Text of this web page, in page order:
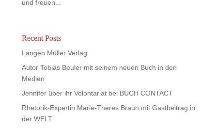
und freuen...
Recent Posts
Langen Müller Verlag
Autor Tobias Beuler mit seinem neuen Buch in den
Medien
Jennifer über ihr Volontariat bei BUCH CONTACT
Rhetorik-Expertin Marie-Theres Braun mit Gastbeitrag in
der WELT